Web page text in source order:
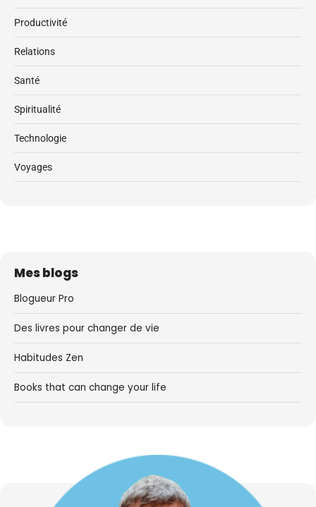
Productivité
Relations
Santé
Spiritualité
Technologie
Voyages
Mes blogs
Blogueur Pro
Des livres pour changer de vie
Habitudes Zen
Books that can change your life